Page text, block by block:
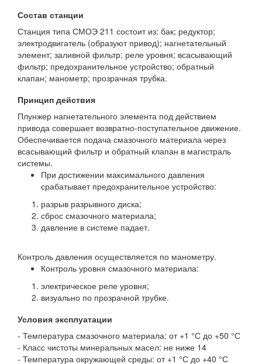
Состав станции
Станция типа СМОЭ 211 состоит из: бак; редуктор;
электродвигатель (образуют привод); нагнетательный
элемент; заливной фильтр; реле уровня; всасывающий
фильтр; предохранительное устройство; обратный
клапан; манометр; прозрачная трубка.
Принцип действия
Плунжер нагнетательного элемента под действием
привода совершает возвратно-поступательное движение.
Обеспечивается подача смазочного материала через
всасывающий фильтр и обратный клапан в магистраль
системы.
При достижении максимального давления
срабатывает предохранительное устройство:
разрыв разрывного диска;
сброс смазочного материала;
давление в системе падает.
Контроль давления осуществляется по манометру.
Контроль уровня смазочного материала:
электрическое реле уровня;
визуально по прозрачной трубке.
Условия эксплуатации
- Температура смазочного материала: от +1 °С до +50 °С
- Класс чистоты минеральных масел: не ниже 14
- Температура окружающей среды: от +1 °С до +40 °С